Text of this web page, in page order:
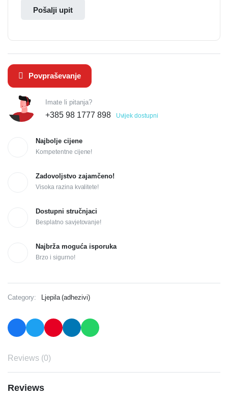
Pošalji upit
Povpraševanje
Imate li pitanja?
+385 98 1777 898 Uvijek dostupni
Najbolje cijene
Kompetentne cijene!
Zadovoljstvo zajamčeno!
Visoka razina kvalitete!
Dostupni stručnjaci
Besplatno savjetovanje!
Najbrža moguća isporuka
Brzo i sigurno!
Category: Ljepila (adhezivi)
Reviews (0)
Reviews